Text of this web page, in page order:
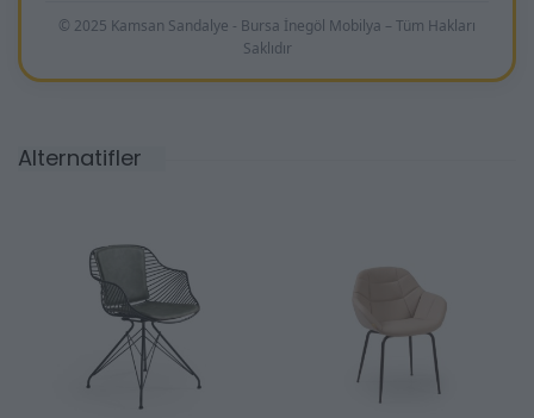
© 2025 Kamsan Sandalye - Bursa İnegöl Mobilya – Tüm Hakları
Saklıdır
Alternatifler